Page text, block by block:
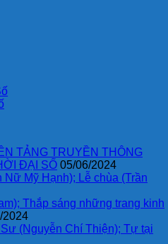
TẢNG TRUYỀN THÔNG
ĐẠI SỐ 05/06/2024
Mỹ Hạnh); Lễ chùa (Trần
Thắp sáng những trang kinh
2024
(Nguyễn Chí Thiện); Tự tại